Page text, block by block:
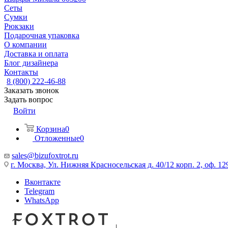
Сеты
Сумки
Рюкзаки
Подарочная упаковка
О компании
Доставка и оплата
Блог дизайнера
Контакты
8 (800) 222-46-88
Заказать звонок
Задать вопрос
Войти
Корзина0
Отложенные0
sales@bizufoxtrot.ru
г. Москва, Ул. Нижняя Красносельская д. 40/12 корп. 2, оф.
Вконтакте
Telegram
WhatsApp